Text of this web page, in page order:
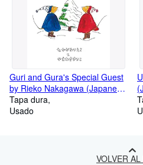
Guri and Gura's Special Guest
by Rieko Nakagawa (Japanese
Language Book)
Tapa dura
Usado
VOLVER